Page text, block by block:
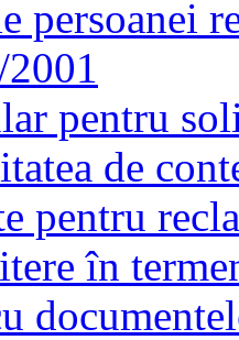
persoanei
pentru
de
pentru
în